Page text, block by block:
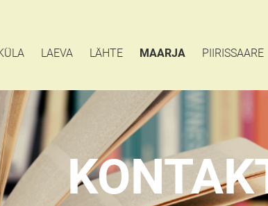
LAEVA LÄHTE MAARJA PIIRISSAARE